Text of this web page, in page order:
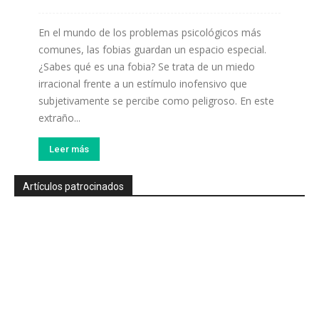
En el mundo de los problemas psicológicos más
comunes, las fobias guardan un espacio especial.
¿Sabes qué es una fobia? Se trata de un miedo
irracional frente a un estímulo inofensivo que
subjetivamente se percibe como peligroso. En este
extraño...
Leer más
Artículos patrocinados